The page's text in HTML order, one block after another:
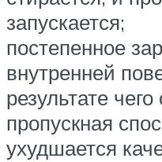
запускается;
постепенное
внутренней
результате
пропускная
ухудшается